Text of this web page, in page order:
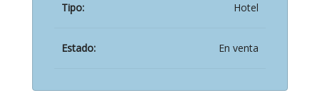
Tipo: Hotel
Estado: En venta